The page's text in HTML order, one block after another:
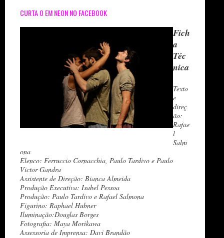
CURTA O EM NEON NO FACEBOOK
Fich
a
Téc
nica
Texto
e
direç
ão:
Rafae
l
Salm
ona
Elenco: Ferruccio Cornacchia, Paulo Tardivo e Paulo
Victor Gandra
Assistente de Direção: Bianca Almeida
Produção Executiva: Isabel Pessoa
Produção: Paulo Tardivo e Rafael Salmona
Figurino: Raphael Hubner
Iluminação:Douglas Borges
Fotografia: Maya Morikawa
Assessoria de Imprensa: Davi Brandão